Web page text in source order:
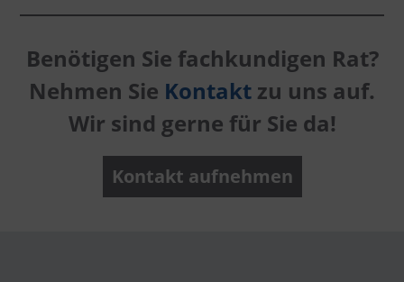
Benötigen Sie fachkundigen Rat?
Nehmen Sie Kontakt zu uns auf.
Wir sind gerne für Sie da!
Kontakt aufnehmen